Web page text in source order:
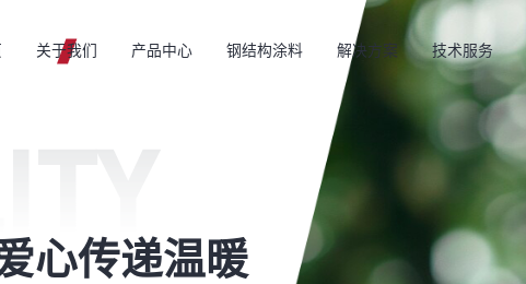
关于我们 产品中心 钢结构涂料 解决方案 技术服务
心传递温暖